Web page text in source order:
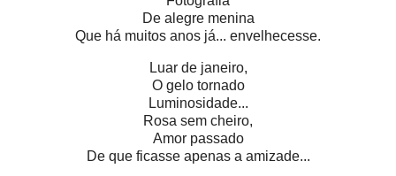
De alegre menina
Que há muitos anos já... envelhecesse.
Luar de janeiro,
O gelo tornado
Luminosidade...
Rosa sem cheiro,
Amor passado
De que ficasse apenas a amizade...